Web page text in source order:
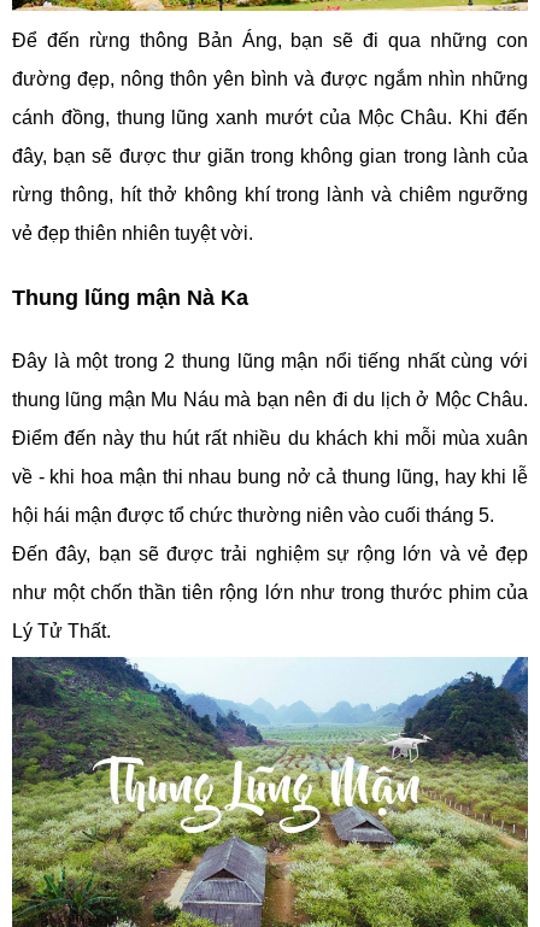
Để đến rừng thông Bản Áng, bạn sẽ đi qua những con
đường đẹp, nông thôn yên bình và được ngắm nhìn những
cánh đồng, thung lũng xanh mướt của Mộc Châu. Khi đến
đây, bạn sẽ được thư giãn trong không gian trong lành của
rừng thông, hít thở không khí trong lành và chiêm ngưỡng
vẻ đẹp thiên nhiên tuyệt vời.
Thung lũng mận Nà Ka
Đây là một trong 2 thung lũng mận nổi tiếng nhất cùng với
thung lũng mận Mu Náu mà bạn nên đi du lịch ở Mộc Châu.
Điểm đến này thu hút rất nhiều du khách khi mỗi mùa xuân
về - khi hoa mận thi nhau bung nở cả thung lũng, hay khi lễ
hội hái mận được tổ chức thường niên vào cuối tháng 5.
Đến đây, bạn sẽ được trải nghiệm sự rộng lớn và vẻ đẹp
như một chốn thần tiên rộng lớn như trong thước phim của
Lý Tử Thất.